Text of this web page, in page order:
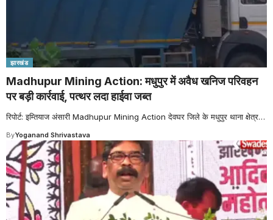
झारखंड
Madhupur Mining Action: मधुपुर में अवैध खनिज परिवहन
पर बड़ी कार्रवाई, पत्थर लदा हाईवा जब्त
रिपोर्ट: इम्तियाज अंसारी Madhupur Mining Action देवघर जिले के मधुपुर थाना क्षेत्र…
ByYoganand Shrivastava